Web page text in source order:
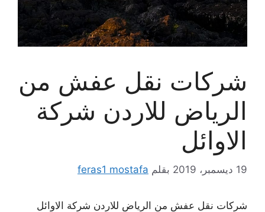
شركات نقل عفش من
الرياض للاردن شركة
الاوائل
19 ديسمبر، 2019 بقلم feras1 mostafa
شركات نقل عفش من الرياض للاردن شركة الاوائل